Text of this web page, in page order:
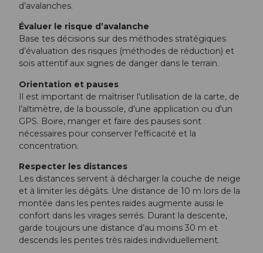
d’avalanches.
Évaluer le risque d’avalanche
Base tes décisions sur des méthodes stratégiques
d’évaluation des risques (méthodes de réduction) et
sois attentif aux signes de danger dans le terrain.
Orientation et pauses
Il est important de maîtriser l'utilisation de la carte, de
l’altimètre, de la boussole, d'une application ou d'un
GPS. Boire, manger et faire des pauses sont
nécessaires pour conserver l'efficacité et la
concentration.
Respecter les distances
Les distances servent à décharger la couche de neige
et à limiter les dégâts. Une distance de 10 m lors de la
montée dans les pentes raides augmente aussi le
confort dans les virages serrés. Durant la descente,
garde toujours une distance d’au moins 30 m et
descends les pentes très raides individuellement.